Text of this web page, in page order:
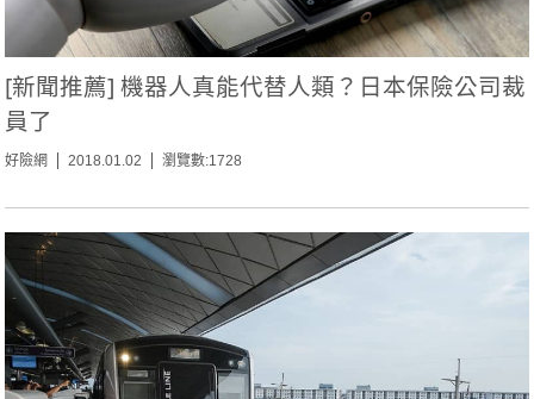
[新聞推薦] 機器人真能代替人類？日本保險公司裁
員了
好險網 2018.01.02 瀏覽數:1728